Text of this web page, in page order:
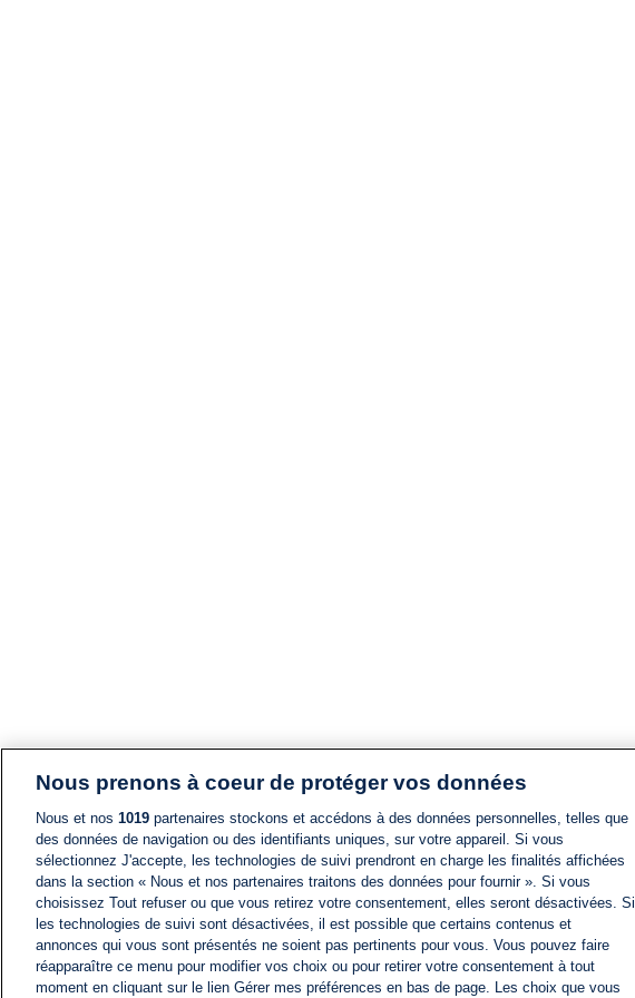
Nous prenons à coeur de protéger vos données
Nous et nos 1019 partenaires stockons et accédons à des données personnelles, telles que
des données de navigation ou des identifiants uniques, sur votre appareil. Si vous
sélectionnez J'accepte, les technologies de suivi prendront en charge les finalités affichées
dans la section « Nous et nos partenaires traitons des données pour fournir ». Si vous
choisissez Tout refuser ou que vous retirez votre consentement, elles seront désactivées. Si
les technologies de suivi sont désactivées, il est possible que certains contenus et
annonces qui vous sont présentés ne soient pas pertinents pour vous. Vous pouvez faire
réapparaître ce menu pour modifier vos choix ou pour retirer votre consentement à tout
moment en cliquant sur le lien Gérer mes préférences en bas de page. Les choix que vous